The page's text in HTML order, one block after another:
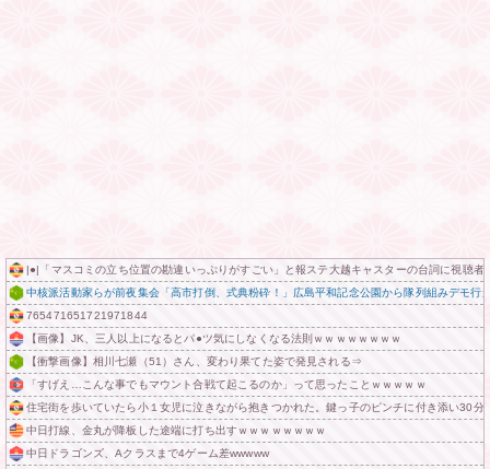
|●|「マスコミの立ち位置の勘違いっぷりがすごい」と報ステ大越キャスターの台詞に視聴
中核派活動家らが前夜集会「高市打倒、式典粉砕！」広島平和記念公園から隊列組みデモ行
765471651721971844
【画像】JK、三人以上になるとパ●ツ気にしなくなる法則ｗｗｗｗｗｗｗｗ
【衝撃画像】相川七瀬（51）さん、変わり果てた姿で発見される⇒
「すげえ…こんな事でもマウント合戦て起こるのか」って思ったことｗｗｗｗｗ
住宅街を歩いていたら小１女児に泣きながら抱きつかれた。鍵っ子のピンチに付き添い30
中日打線、金丸が降板した途端に打ち出すｗｗｗｗｗｗｗｗ
中日ドラゴンズ、Aクラスまで4ゲーム差wwwww